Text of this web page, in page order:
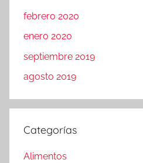
febrero 2020
enero 2020
septiembre 2019
agosto 2019
Categorías
Alimentos